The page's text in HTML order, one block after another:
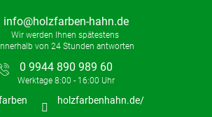
info@holzfarben-hahn.de
0 9944 890 989 60
holzfarbenhahn.de/